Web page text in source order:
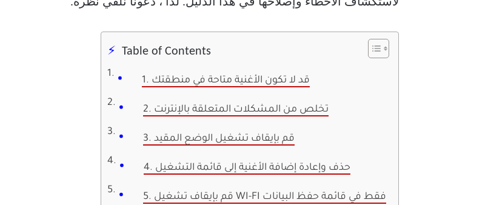
Table of Contents
1. قد لا تكون الأغنية متاحة في منطقتك
2. تخلص من المشكلات المتعلقة بالإنترنت
3. قم بإيقاف تشغيل الوضع المقيد
4. حذف وإعادة إضافة الأغنية إلى قائمة التشغيل
5. قم بإيقاف تشغيل WI-FI فقط في قائمة حفظ البيانات